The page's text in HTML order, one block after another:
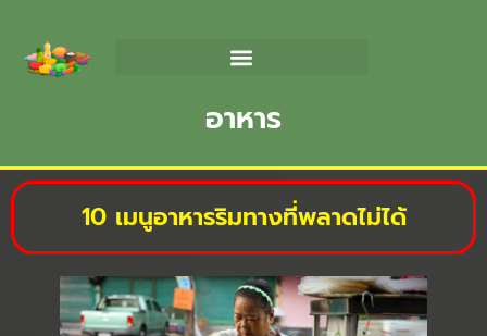
อาหาร
10 เมนูอาหารริมทางที่พลาดไม่ได้